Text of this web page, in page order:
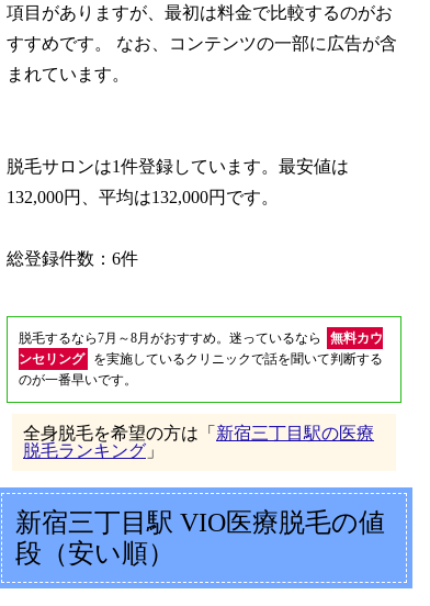
項目がありますが、最初は料金で比較するのがお
すすめです。 なお、コンテンツの一部に広告が含
まれています。
脱毛サロンは1件登録しています。最安値は
132,000円、平均は132,000円です。
総登録件数：6件
脱毛するなら7月～8月がおすすめ。迷っているなら
無料カウ
ンセリング
を実施しているクリニックで話を聞いて判断する
のが一番早いです。
全身脱毛を希望の方は「 新宿三丁目駅の医療
脱毛ランキング 」
新宿三丁目駅 VIO医療脱毛の値
段（安い順）